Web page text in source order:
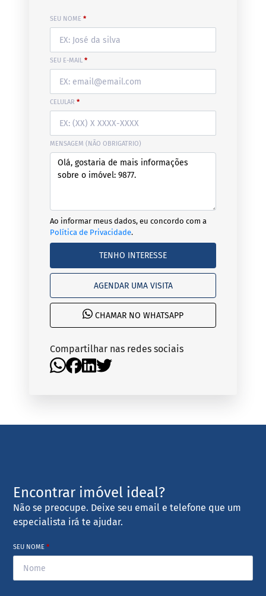
SEU NOME *
SEU E-MAIL *
CELULAR *
MENSAGEM (NÃO OBRIGATRIO)
Ao informar meus dados, eu concordo com a
Política de Privacidade.
TENHO INTERESSE
AGENDAR UMA VISITA
CHAMAR NO WHATSAPP
Compartilhar nas redes sociais
Encontrar imóvel ideal?
Não se preocupe. Deixe seu email e telefone que um
especialista irá te ajudar.
SEU NOME*